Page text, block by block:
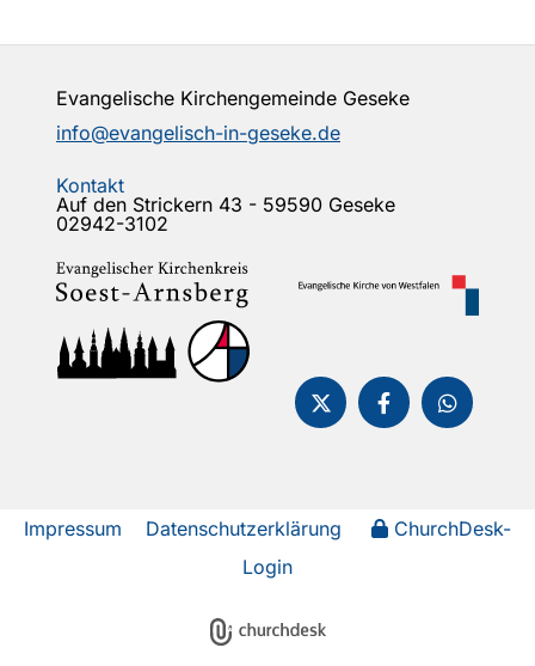
Evangelische Kirchengemeinde Geseke
info@evangelisch-in-geseke.de
Kontakt
Auf den Strickern 43 - 59590 Geseke
02942-3102
Impressum Datenschutzerklärung
ChurchDesk-
Login